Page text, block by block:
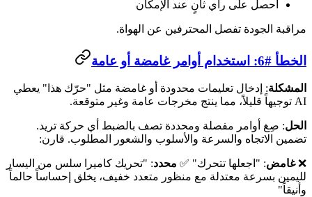
احصل على رأي ثانٍ عند الإمكان
مراقبة الجودة تفصل المحترفين عن الهواة.
الخطأ #6: استخدام أوامر غامضة أو عامة
المشكلة: إدخال تعليمات محدودة أو غامضة مثل "حرّك هذا" يعطي
AI توجيهاً قليلاً، مما ينتج مخرجات عامة وغير متوقعة.
الحل: صِغ أوامر مفصلة ومحددة تصف بالضبط أي حركة تريد.
تضمين الاتجاه والسرعة والأسلوب والشعور المطلوب. قارن:
❌غامض: "اجعلها تتحرك" ✅ محدد: "تحريك كاميرا سلس من اليسار
لليمين بسرعة معتدلة مع منظور متعدد خفيف، يخلق إحساساً حالماً
وأنيقاً"